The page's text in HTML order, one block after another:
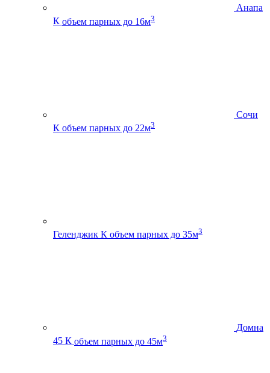
Анапа
К объем парных до 16м3
Сочи
К объем парных до 22м3
Геленджик К объем парных до 35м3
Домна
45 К объем парных до 45м3